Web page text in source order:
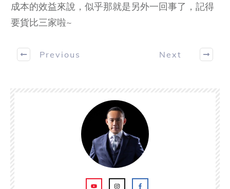
成本的效益來說，似乎那就是另外一回事了，記得
要貨比三家啦~
Previous Next